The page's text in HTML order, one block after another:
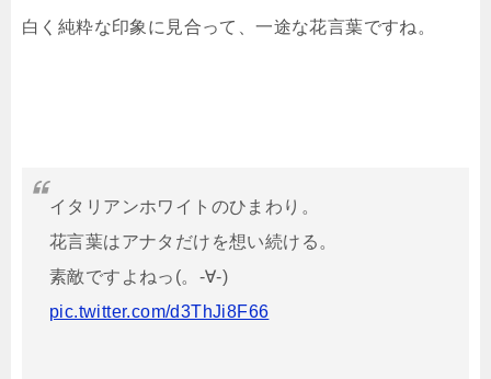
白く純粋な印象に見合って、一途な花言葉ですね。
イタリアンホワイトのひまわり。
花言葉はアナタだけを想い続ける。
素敵ですよねっ(。-∀-)
pic.twitter.com/d3ThJi8F66